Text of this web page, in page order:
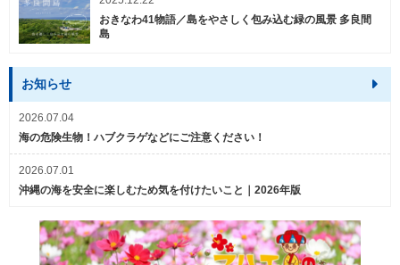
おきなわ41物語／島をやさしく包み込む緑の風景 多良間
島
お知らせ
2026.07.04
海の危険生物！ハブクラゲなどにご注意ください！
2026.07.01
沖縄の海を安全に楽しむため気を付けたいこと｜2026年版